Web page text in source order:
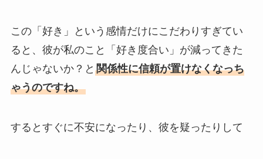
この「好き」という感情だけにこだわりすぎてい
ると、彼が私のこと「好き度合い」が減ってきた
んじゃないか？と 関係性に信頼が置けなくなっち
ゃうのですね。
するとすぐに不安になったり、彼を疑ったりして